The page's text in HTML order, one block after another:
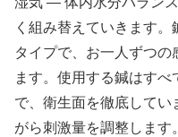
く組み替えていきます
タイプで、お一人ずつ
ます。使用する鍼はす
で、衛生面を徹底してい
がら刺激量を調整しま